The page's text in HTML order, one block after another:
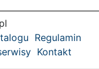
Regulamin
Kontakt